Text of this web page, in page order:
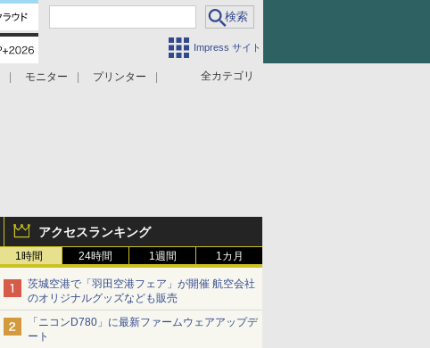
Impress サイト
全カテゴリ
モニター
プリンター
アクセスランキング
1時間 24時間 1週間 1カ月
茨城空港で「羽田空港フェア」が開催 航空会社
のオリジナルグッズなども販売
「ニコンD780」に最新ファームウェアアップデ
ート